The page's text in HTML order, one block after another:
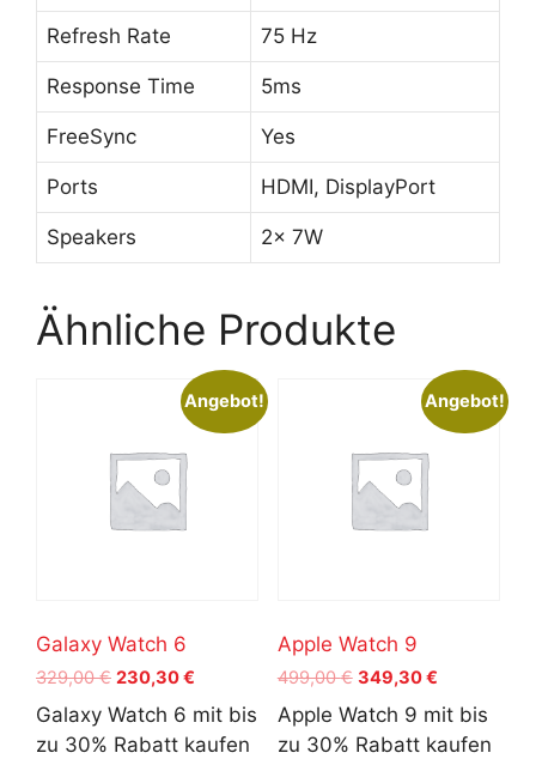
Refresh Rate 75 Hz
Response Time 5ms
FreeSync Yes
Ports HDMI, DisplayPort
Speakers 2x 7W
Ähnliche Produkte
Angebot!
Galaxy Watch 6
329,00€ Ursprünglicher
Preis
war:
329,00 €
230,30€
Preis
ist:
230,30 €.
Galaxy Watch 6 mit bis
zu 30% Rabatt kaufen
Angebot!
Apple Watch 9
499,00€ Ursprünglicher
Preis
war:
499,00 €
349,30€Aktueller
Preis
ist:
349,30 €.
Apple Watch 9 mit bis
zu 30% Rabatt kaufen